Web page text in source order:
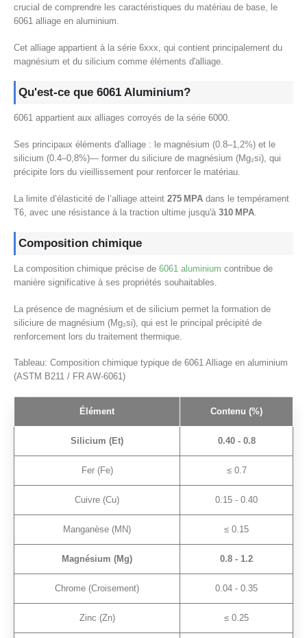
crucial de comprendre les caractéristiques du matériau de base, le
6061 alliage en aluminium.
Cet alliage appartient à la série 6xxx, qui contient principalement du
magnésium et du silicium comme éléments d'alliage.
Qu'est-ce que 6061 Aluminium?
6061 appartient aux alliages corroyés de la série 6000.
Ses principaux éléments d'alliage : le magnésium (0.8–1,2%) et le
silicium (0.4–0,8%)— former du siliciure de magnésium (Mg₂si), qui
précipite lors du vieillissement pour renforcer le matériau.
La limite d’élasticité de l’alliage atteint 275 MPA dans le tempérament
T6, avec une résistance à la traction ultime jusqu'à 310 MPA
Composition chimique
La composition chimique précise de 6061 aluminium contribue de
manière significative à ses propriétés souhaitables.
La présence de magnésium et de silicium permet la formation de
siliciure de magnésium (Mg₂si), qui est le principal précipité de
renforcement lors du traitement thermique.
Tableau: Composition chimique typique de 6061 Alliage en aluminium
(ASTM B211 / FR AW-6061)
Élément Contenu (%)
Silicium (Et) 0.40 - 0.8
Fer (Fe) ≤ 0.7
Cuivre (Cu) 0.15 - 0.40
Manganèse (MN) ≤ 0.15
Magnésium (Mg) 0.8 - 1.2
Chrome (Croisement) 0.04 - 0.35
Zinc (Zn) ≤ 0.25